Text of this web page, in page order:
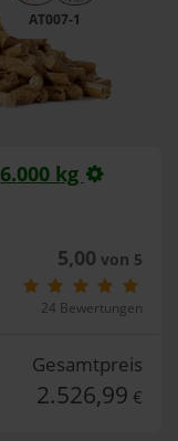
AT007-1
6.000 kg
5,00 von 5
24 Bewertungen
Gesamtpreis
2.526,99 €